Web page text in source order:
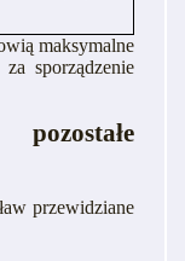
maksymalne
sporządzenie
przewidziane